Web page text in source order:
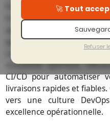
🚀 Tout
Refuser
Explorez nos
transformer votre façon
applications. Maîtrisez les
gestion de code
containeriser vos
scalabilité optimale.
CI/CD pour automatiser
livraisons rapides et
vers une culture
excellence opérationnelle.